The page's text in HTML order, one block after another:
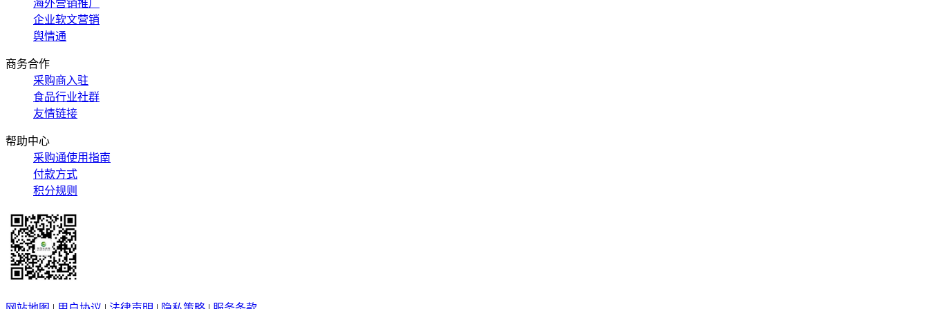
海外营销推广
企业软文营销
舆情通
商务合作
采购商入驻
食品行业社群
友情链接
帮助中心
采购通使用指南
付款方式
积分规则